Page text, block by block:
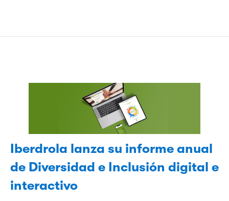
Iberdrola lanza su informe anual
de Diversidad e Inclusión digital e
interactivo